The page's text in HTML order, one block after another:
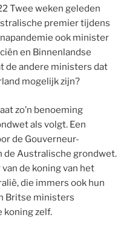
Twee weken geleden
premier tijdens
ook minister
en Binnenlandse
de andere ministers dat
mogelijk zijn?
zo’n benoeming
als volgt. Een
de Gouverneur-
de Australische grondwet.
de koning van het
die immers ook hun
Britse ministers
koning zelf.